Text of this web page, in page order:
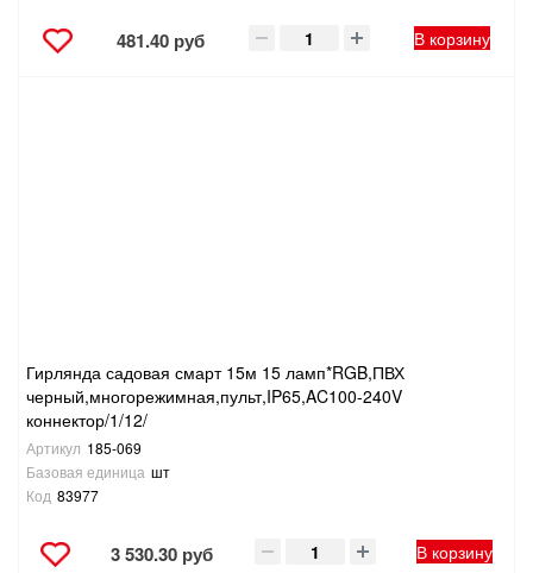
481.40 руб В корзину
Гирлянда садовая смарт 15м 15 ламп*RGB,ПВХ
черный,многорежимная,пульт,IP65,AC100-240V
коннектор/1/12/
Артикул 185-069
Базовая единица шт
Код 83977
3 530.30 руб В корзину